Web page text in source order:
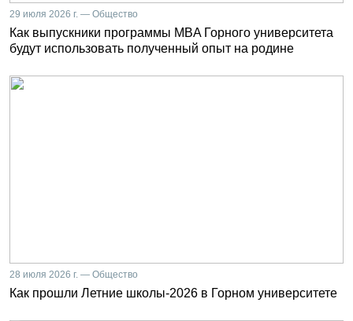
29 июля 2026 г. — Общество
Как выпускники программы MBA Горного университета
будут использовать полученный опыт на родине
28 июля 2026 г. — Общество
Как прошли Летние школы-2026 в Горном университете